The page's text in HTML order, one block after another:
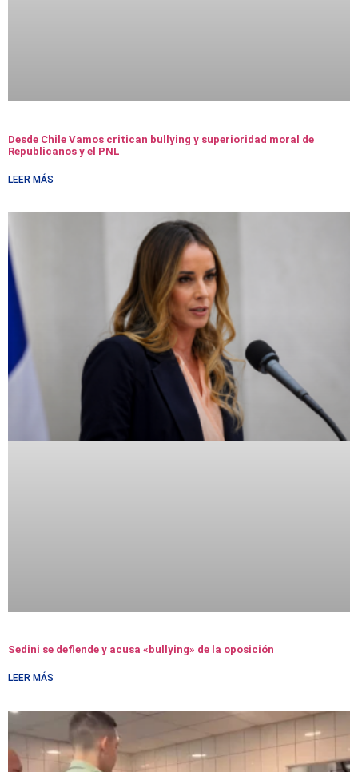
Desde Chile Vamos critican bullying y superioridad moral de
Republicanos y el PNL
LEER MÁS
Sedini se defiende y acusa «bullying» de la oposición
LEER MÁS